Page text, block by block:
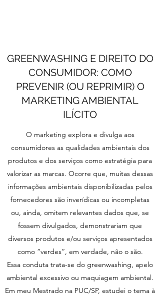
GREENWASHING E DIREITO DO
CONSUMIDOR: COMO
PREVENIR (OU REPRIMIR) O
MARKETING AMBIENTAL
ILÍCITO
O marketing explora e divulga aos
consumidores as qualidades ambientais dos
produtos e dos serviços como estratégia para
valorizar as marcas. Ocorre que, muitas dessas
informações ambientais disponibilizadas pelos
fornecedores são inverídicas ou incompletas
ou, ainda, omitem relevantes dados que, se
fossem divulgados, demonstrariam que
diversos produtos e/ou serviços apresentados
como “verdes”, em verdade, não o são.
Essa conduta trata-se do greenwashing, apelo
ambiental excessivo ou maquiagem ambiental.
Em meu Mestrado na PUC/SP, estudei o tema à